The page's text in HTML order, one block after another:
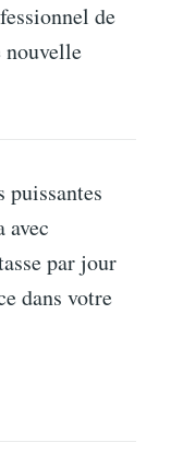
de
nouvelle
avec
par jour
dans votre